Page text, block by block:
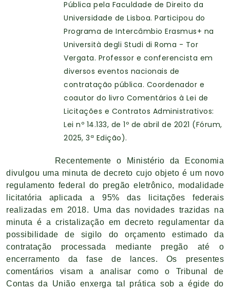
Pública pela Faculdade de Direito da
Universidade de Lisboa. Participou do
Programa de Intercâmbio Erasmus+ na
Università degli Studi di Roma - Tor
Vergata. Professor e conferencista em
diversos eventos nacionais de
contratação pública. Coordenador e
coautor do livro Comentários à Lei de
Licitações e Contratos Administrativos:
Lei nº 14.133, de 1º de abril de 2021 (Fórum,
2025, 3ª Edição).
Recentemente o Ministério da Economia
divulgou uma minuta de decreto cujo objeto é um novo
regulamento federal do pregão eletrônico, modalidade
licitatória aplicada a 95% das licitações federais
realizadas em 2018. Uma das novidades trazidas na
minuta é a cristalização em decreto regulamentar da
possibilidade de sigilo do orçamento estimado da
contratação processada mediante pregão até o
encerramento da fase de lances. Os presentes
comentários visam a analisar como o Tribunal de
Contas da União enxerga tal prática sob a égide do